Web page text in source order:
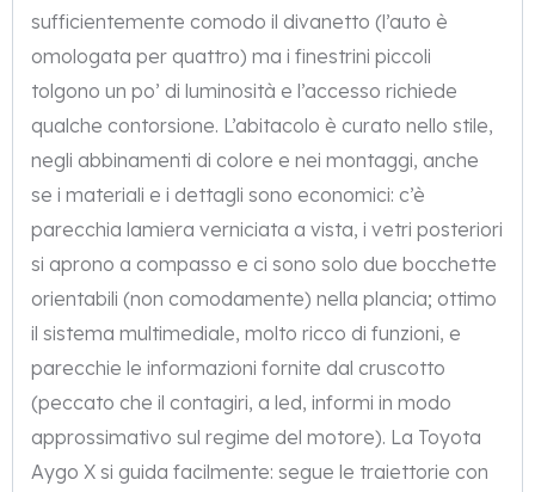
sufficientemente comodo il divanetto (l’auto è
omologata per quattro) ma i finestrini piccoli
tolgono un po’ di luminosità e l’accesso richiede
qualche contorsione. L’abitacolo è curato nello stile,
negli abbinamenti di colore e nei montaggi, anche
se i materiali e i dettagli sono economici: c’è
parecchia lamiera verniciata a vista, i vetri posteriori
si aprono a compasso e ci sono solo due bocchette
orientabili (non comodamente) nella plancia; ottimo
il sistema multimediale, molto ricco di funzioni, e
parecchie le informazioni fornite dal cruscotto
(peccato che il contagiri, a led, informi in modo
approssimativo sul regime del motore). La Toyota
Aygo X si guida facilmente: segue le traiettorie con